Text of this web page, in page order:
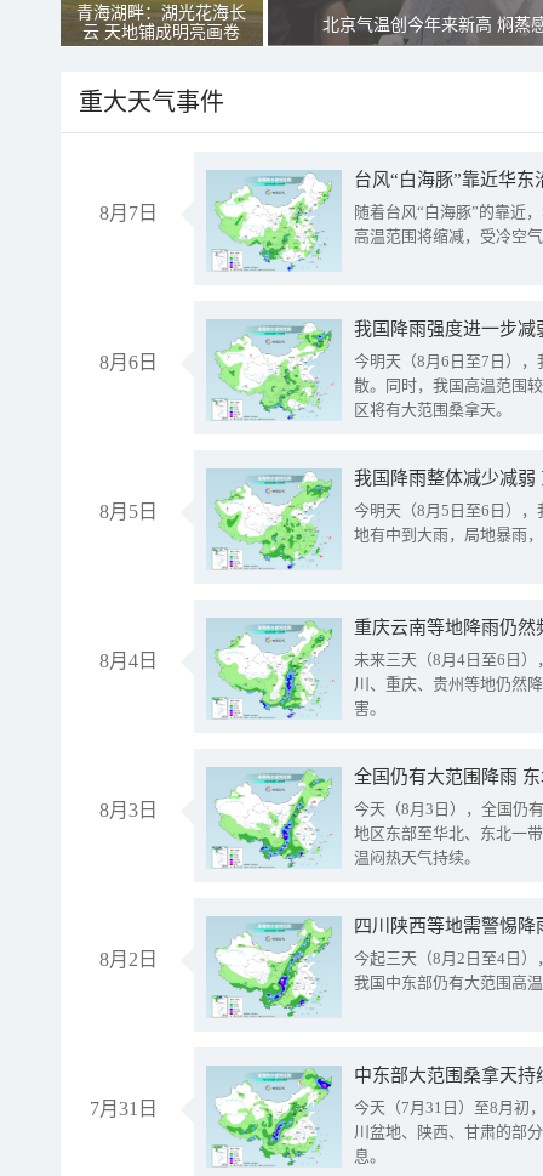
青海湖畔：湖光花海长
云 天地铺成明亮画卷
北京气温创今年来新高 焖蒸
重大天气事件
8月7日
台风“白海豚”靠近华
随着台风“白海豚”的靠近
高温范围将缩减，受冷空
8月6日
今明天（8月6日至7日）
散。同时，我国高温范围
区将有大范围桑拿天。
8月5日
我国降雨整体减少减弱
今明天（8月5日至6日）
地有中到大雨，局地暴雨
8月4日
重庆云南等地降雨仍然
未来三天（8月4日至6日
川、重庆、贵州等地仍然
害。
8月3日
全国仍有大范围降雨
今天（8月3日），全国仍
地区东部至华北、东北一
温闷热天气持续。
8月2日
今起三天（8月2日至4日
我国中东部仍有大范围高
7月31日
中东部大范围桑拿天
今天（7月31日）至8月初
川盆地、陕西、甘肃的部
息。